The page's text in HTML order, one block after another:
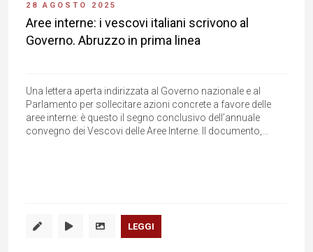
28 AGOSTO 2025
Aree interne: i vescovi italiani scrivono al
Governo. Abruzzo in prima linea
Una lettera aperta indirizzata al Governo nazionale e al
Parlamento per sollecitare azioni concrete a favore delle
aree interne: è questo il segno conclusivo dell’annuale
convegno dei Vescovi delle Aree Interne. Il documento,...
LEGGI